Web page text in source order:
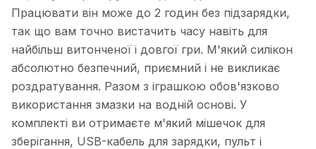
Працювати він може до 2 годин без підзарядки,
так що вам точно вистачить часу навіть для
найбільш витонченої і довгої гри. М'який силікон
абсолютно безпечний, приємний і не викликає
роздратування. Разом з іграшкою обов'язково
використання змазки на водній основі. У
комплекті ви отримаєте м'який мішечок для
зберігання, USB-кабель для зарядки, пульт і